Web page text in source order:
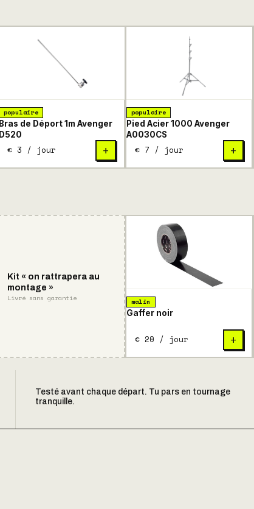
populaire
Bras de Déport 1m Avenger
D520
€ 3 / jour +
populaire
Pied Acier 1000 Avenger
A0030CS
€ 7 / jour +
Kit « on rattrapera au
montage »
Livré sans garantie malin
Gaffer noir
€ 20 / jour +
Testé avant chaque départ. Tu pars en tournage
tranquille.